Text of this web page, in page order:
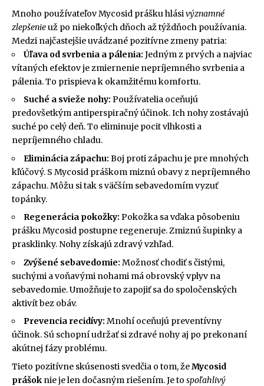
Mnoho používateľov Mycosid prášku hlásivýznamné
zlepšenieuž po niekoľkých dňoch až týždňoch používania.
Medzi najčastejšie uvádzané pozitívne zmeny patria:
Úľava od svrbenia a pálenia: Jedným z prvých a najviac
vítaných efektov je zmiernenie nepríjemného svrbenia a
pálenia. To prispieva k okamžitému komfortu.
Suché a svieže nohy: Používatelia oceňujú
predovšetkým antiperspiračný účinok. Ich nohy zostávajú
suché po celý deň. To eliminuje pocit vlhkosti a
nepríjemného chladu.
Eliminácia zápachu: Boj proti zápachu je pre mnohých
kľúčový. S Mycosid práškom miznú obavy z nepríjemného
zápachu. Môžu si tak s väčším sebavedomím vyzuť
topánky.
Regenerácia pokožky: Pokožka sa vďaka pôsobeniu
prášku Mycosid postupne regeneruje. Zmiznú šupinky a
prasklinky. Nohy získajú zdravý vzhľad.
Zvýšené sebavedomie: Možnosť chodiť s čistými,
suchými a voňavými nohami má obrovský vplyv na
sebavedomie. Umožňuje to zapojiť sa do spoločenských
aktivít bez obáv.
Prevencia recidívy: Mnohí oceňujú preventívny
účinok. Sú schopní udržať si zdravé nohy aj po prekonaní
akútnej fázy problému.
Tieto pozitívne skúsenosti svedčia o tom, žeMycosid
prášok nie je len dočasným riešením. Je to spoľahlivý